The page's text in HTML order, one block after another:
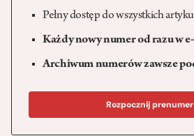
Pełny dostęp do wszystkich
Każdy nowy numer od razu w
Archiwum numerów zawsze
Rozpocznij